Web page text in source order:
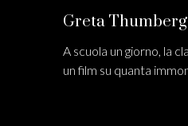
Greta
A scuola un giorno, la
un film su quanta